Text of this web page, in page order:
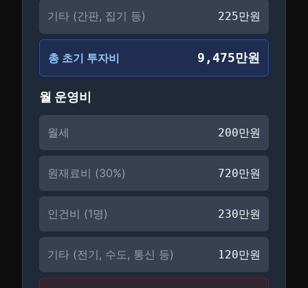
기타 (간판, 집기 등) 225만원
총 초기 투자비 9,475만원
월 운영비
월세 200만원
원재료비 (30%) 720만원
인건비 (1명) 230만원
기타 (전기, 수도, 통신 등) 120만원